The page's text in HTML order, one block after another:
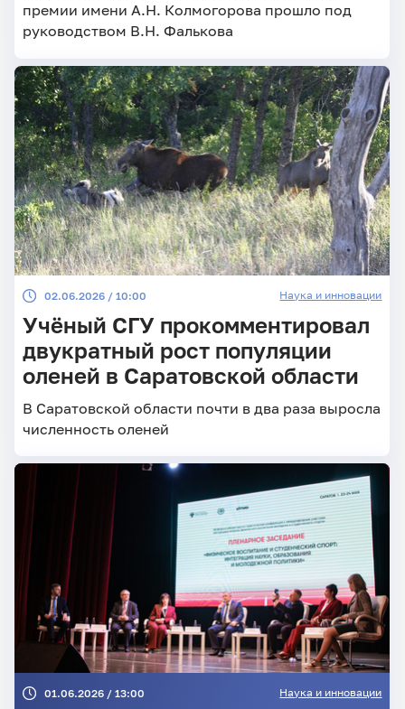
премии имени А.Н. Колмогорова прошло под
руководством В.Н. Фалькова
02.06.2026 / 10:00 Наука и инновации
Учёный СГУ прокомментировал
двукратный рост популяции
оленей в Саратовской области
В Саратовской области почти в два раза выросла
численность оленей
01.06.2026 / 13:00 Наука и инновации